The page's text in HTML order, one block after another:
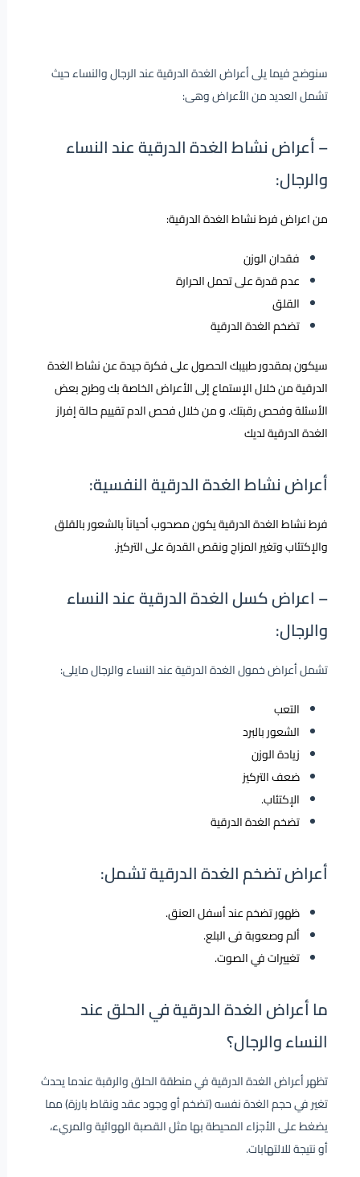
سنوضح فيما يلى أعراض الغدة الدرقية عند الرجال والنساء حيث
تشمل العديد من الأعراض وهى:
– أعراض نشاط الغدة الدرقية عند النساء
والرجال:
من اعراض فرط نشاط الغدة الدرقية:
فقدان الوزن
عدم قدرة على تحمل الحرارة
القلق
تضخم الغدة الدرقية
سيكون بمقدور طبيبك الحصول على فكرة جيدة عن نشاط الغدة
الدرقية من خلال الإستماع إلى الأعراض الخاصة بك وطرح بعض
الأسئلة وفحص رقبتك. و من خلال فحص الدم تقييم حالة إفراز
الغدة الدرقية لديك
أعراض نشاط الغدة الدرقية النفسية:
فرط نشاط الغدة الدرقية يكون مصحوب أحياناً بالشعور بالقلق
والإكتئاب وتغير المزاج ونقص القدرة على التركيز.
– اعراض كسل الغدة الدرقية عند النساء
والرجال:
تشمل أعراض خمول الغدة الدرقية عند النساء والرجال مايلى:
التعب
الشعور بالبرد
زيادة الوزن
ضعف التركيز
الإكتئاب.
تضخم الغدة الدرقية
أعراض تضخم الغدة الدرقية تشمل:
ظهور تضخم عند أسفل العنق.
ألم وصعوبة فى البلع.
تغييرات في الصوت.
ما أعراض الغدة الدرقية في الحلق عند
النساء والرجال؟
تظهر أعراض الغدة الدرقية في منطقة الحلق والرقبة عندما يحدث
تغير في حجم الغدة نفسه (تضخم أو وجود عقد ونقاط بارزة) مما
يضغط على الأجزاء المحيطة بها مثل القصبة الهوائية والمريء،
أو نتيجة للالتهابات.